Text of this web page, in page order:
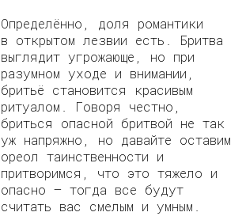
Определённо, доля романтики
в открытом лезвии есть. Бритва
выглядит угрожающе, но при
разумном уходе и внимании,
бритьё становится красивым
ритуалом. Говоря честно,
бриться опасной бритвой не так
уж напряжно, но давайте оставим
ореол таинственности и
притворимся, что это тяжело и
опасно — тогда все будут
считать вас смелым и умным.